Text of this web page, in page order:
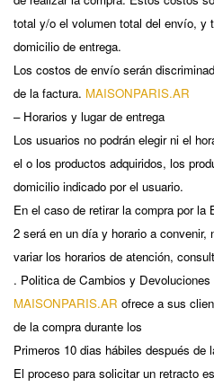
total y/o el volumen total del envío, y
domicilio de entrega.
Los costos de envío serán
de la factura. MAISONPARIS.AR
– Horarios y lugar de entrega
Los usuarios no podrán elegir ni el
el o los productos adquiridos, los
domicilio indicado por el usuario.
En el caso de retirar la compra por la
2 será en un día y horario a convenir,
variar los horarios de atención,
. Politica de Cambios y Devoluciones
MAISONPARIS.AR ofrece a sus
de la compra durante los
Primeros 10 dias hábiles después de
El proceso para solicitar un retracto